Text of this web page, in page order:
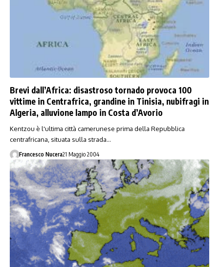
Brevi dall’Africa: disastroso tornado provoca 100
vittime in Centrafrica, grandine in Tinisia, nubifragi in
Algeria, alluvione lampo in Costa d’Avorio
Kentzou è l'ultima città camerunese prima della Repubblica
centrafricana, situata sulla strada…
Francesco Nucera21 Maggio 2004